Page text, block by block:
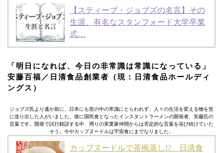
【スティーブ・ジョブズの名言】その
生涯、有名なスタンフォード大学卒業
式…
「明日になれば、今日の非常識は常識になっている」
安藤百福／日清食品創業者（現：日清食品ホールディ
ングス）
ジョブズ氏より遙か前に、日本にも世の中の常識にとらわれず、人々の生活を変える物を世
に送り出した人がいました。後に国民食となったインスタントラーメンの開発者、安藤氏の
言葉です。開発で試行錯誤する中、周りの実業家仲間からは否定的な言葉を浴び続けていた
そう。今やカップヌードルは宇宙食にまでなりました。
カップヌードルで茶椀蒸し!? 日清食